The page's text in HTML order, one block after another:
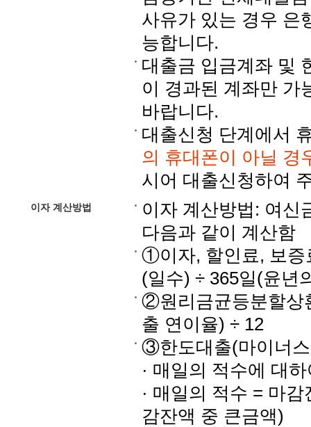
사유가 있는 경우 은
능합니다.
대출금 입금계좌 및
이 경과된 계좌만 가
바랍니다.
대출신청 단계에서
의 휴대폰이 아닐 경
시어 대출신청하여
이자 계산방법
이자 계산방법: 여신
다음과 같이 계산함
①이자, 할인료, 보증
(일수) ÷ 365일(윤년
②원리금균등분할상
출 연이율) ÷ 12
③한도대출(마이너
· 매일의 적수에 대
· 매일의 적수 = 마
감잔액 중 큰금액)